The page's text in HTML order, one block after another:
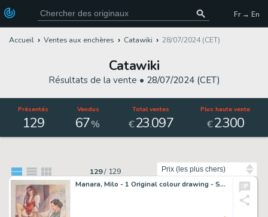
Fr → En
Accueil Ventes aux enchères Catawiki 28/07/2024 (CET)
Catawiki
Résultats de la vente • 28/07/2024 (CET)
Présentés
129
Vendus
67%
Total ventes
€23.097
Plus haute vente
€2.300
129/ 129
Manara, Milo - 1 Original colour drawing - Seduzioni - 1993